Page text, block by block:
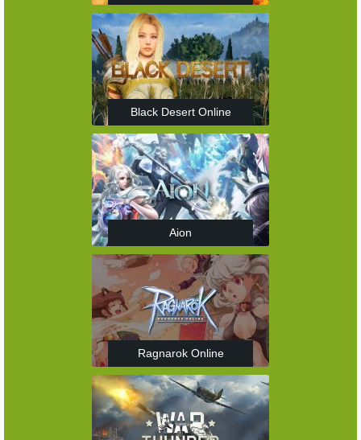
Black Desert Online
Aion
Ragnarok Online